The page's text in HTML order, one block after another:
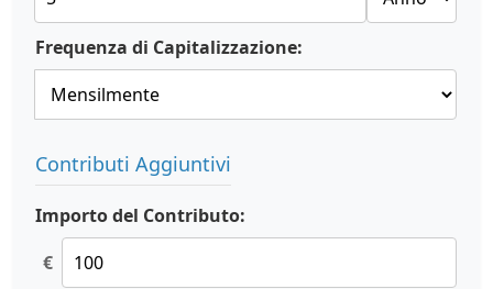
Frequenza di Capitalizzazione:
Contributi Aggiuntivi
Importo del Contributo:
€